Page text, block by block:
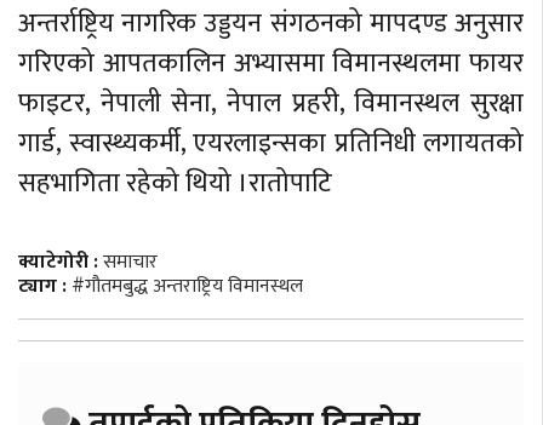
अन्तर्राष्ट्रिय नागरिक उड्डयन संगठनको मापदण्ड अनुसार
गरिएको आपतकालिन अभ्यासमा विमानस्थलमा फायर
फाइटर, नेपाली सेना, नेपाल प्रहरी, विमानस्थल सुरक्षा
गार्ड, स्वास्थ्यकर्मी, एयरलाइन्सका प्रतिनिधी लगायतको
सहभागिता रहेको थियो ।रातोपाटि
क्याटेगोरी :समाचार
ट्याग :#गौतमबुद्ध अन्तराष्ट्रिय विमानस्थल